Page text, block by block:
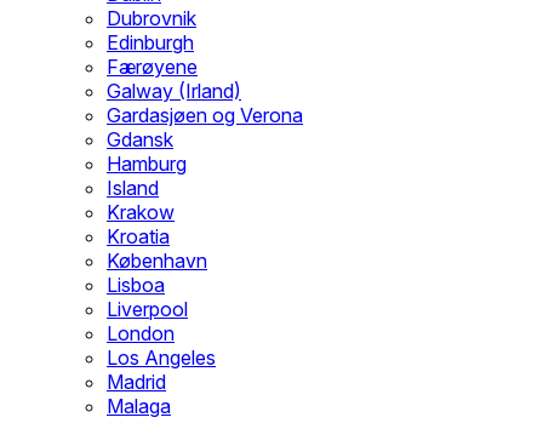
Dubrovnik
Edinburgh
Færøyene
Galway (Irland)
Gardasjøen og Verona
Gdansk
Hamburg
Island
Krakow
Kroatia
København
Lisboa
Liverpool
London
Los Angeles
Madrid
Malaga